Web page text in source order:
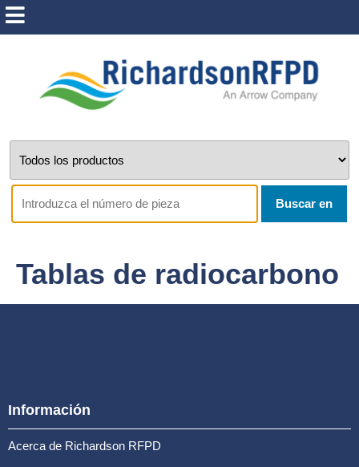
Buscar en
Tablas de radiocarbono
Información
Acerca de Richardson RFPD